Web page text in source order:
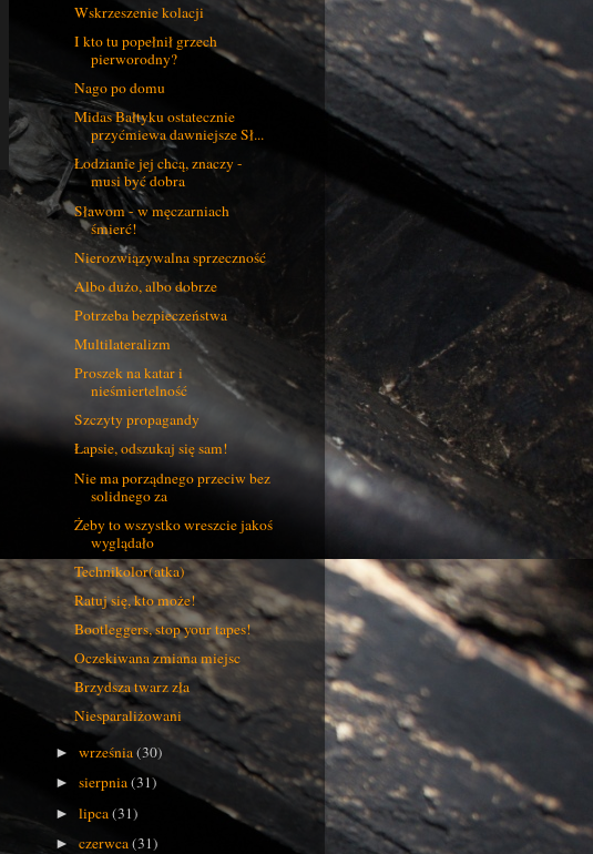
Wskrzeszenie kolacji
I kto tu popełnił grzech
pierworodny?
Nago po domu
Midas Bałtyku ostatecznie
przyćmiewa dawniejsze Sł...
Łodzianie jej chcą, znaczy -
musi być dobra
Sławom - w męczarniach
śmierć!
Nierozwiązywalna sprzeczność
Albo dużo, albo dobrze
Potrzeba bezpieczeństwa
Multilateralizm
Proszek na katar i
nieśmiertelność
Szczyty propagandy
Łapsie, odszukaj się sam!
Nie ma porządnego przeciw bez
solidnego za
Żeby to wszystko wreszcie jakoś
wyglądało
Technikolor(atka)
Ratuj się, kto może!
Bootleggers, stop your tapes!
Oczekiwana zmiana miejsc
Brzydsza twarz zła
Niesparaliżowani
►września(30)
►sierpnia(31)
►lipca(31)
►czerwca(31)